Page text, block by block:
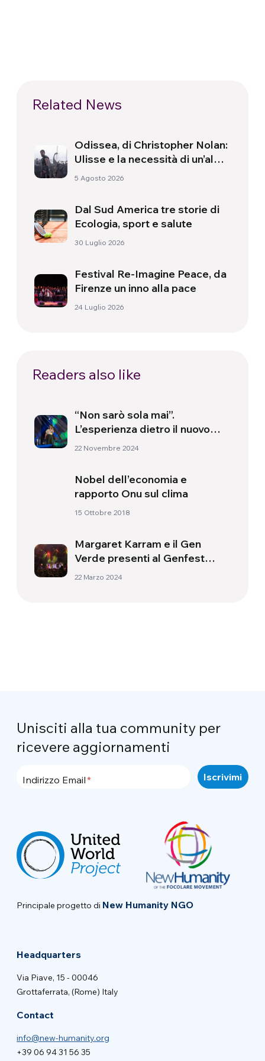
Related News
Odissea, di Christopher Nolan:
Ulisse e la necessità di un’alba
nuova
5 Agosto 2026
Dal Sud America tre storie di
Ecologia, sport e salute
30 Luglio 2026
Festival Re-Imagine Peace, da
Firenze un inno alla pace
24 Luglio 2026
Readers also like
“Non sarò sola mai”.
L’esperienza dietro il nuovo
brano di AsOne
22 Novembre 2024
Nobel dell’economia e
rapporto Onu sul clima
15 Ottobre 2018
Margaret Karram e il Gen
Verde presenti al Genfest
2024
22 Marzo 2024
Unisciti alla tua community per
ricevere aggiornamenti
Indirizzo Email
Principale progetto di New Humanity NGO
Headquarters
Via Piave, 15 - 00046
Grottaferrata, (Rome) Italy
Contact
info@new-humanity.org
+39 06 94 31 56 35